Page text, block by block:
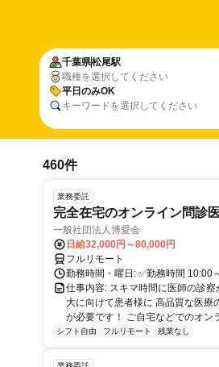
千葉県松尾駅
職種を選択してください
平日のみOK
キーワードを選択してください
460件
業務委託
完全在宅のオンライン問診
一般社団法人博愛会
日給32,000円～80,000円
フルリモート
勤務時間・曜日: ✅勤務時間
仕事内容: スキマ時間に医師の診
大に向けて患者様に 高品質な医療
が必要です！ ご自宅などでのオン
シフト自由 フルリモート 残業なし